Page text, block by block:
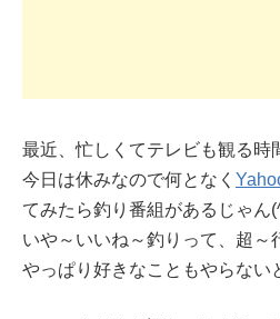
最近、忙しくてテレビも観る時
今日は休みなので何となく
てみたら釣り番組があるじゃん
いや～いいね～釣りって、超～
やっぱり好きなこともやらない